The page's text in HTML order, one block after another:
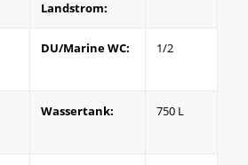
Landstrom:
DU/Marine WC: 1/2
Wassertank: 750 L